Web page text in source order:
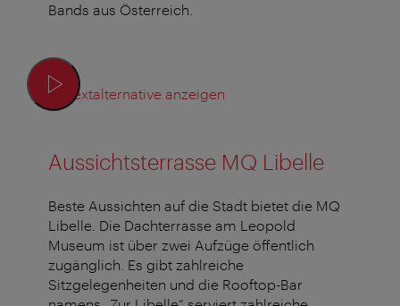
Bands aus Österreich.
Textalternative anzeigen
Aussichtsterrasse MQ Libelle
Beste Aussichten auf die Stadt bietet die MQ
Libelle. Die Dachterrasse am Leopold
Museum ist über zwei Aufzüge öffentlich
zugänglich. Es gibt zahlreiche
Sitzgelegenheiten und die Rooftop-Bar